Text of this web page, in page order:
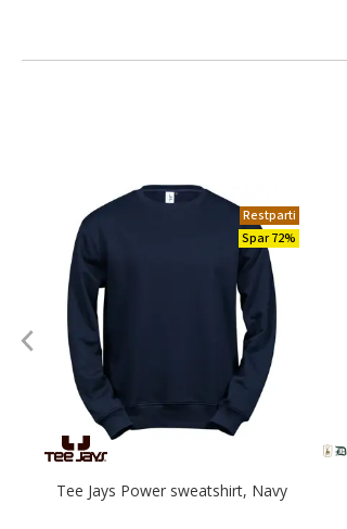
Restparti
Spar 72%
Tee Jays Power sweatshirt, Navy